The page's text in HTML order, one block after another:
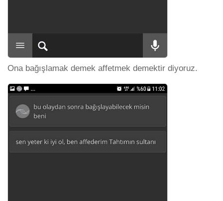
Ona bağışlamak demek affetmek demektir diyoruz.